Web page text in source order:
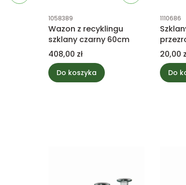
Kod produktu
1058389
Wazon z recyklingu
szklany czarny 60cm
Cena
408,00 zł
Do koszyka
Kod
1110686
Cena
20,00
Do